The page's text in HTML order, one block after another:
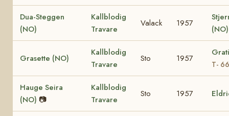
Dua-Steggen
(NO)
Kallblodig
Travare
Valack 1957
Grasette (NO)
Kallblodig
Travare
Sto 1957
T-
Hauge Seira
(NO) 📷
Kallblodig
Travare
Sto 1957